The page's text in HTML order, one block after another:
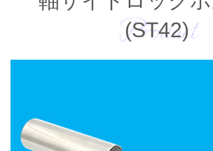
(ST42)
Product